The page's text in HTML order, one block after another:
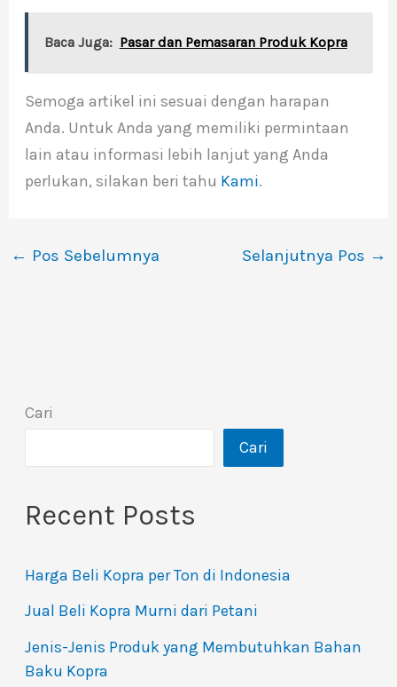
Baca Juga: Pasar dan Pemasaran Produk Kopra
Semoga artikel ini sesuai dengan harapan
Anda. Untuk Anda yang memiliki permintaan
lain atau informasi lebih lanjut yang Anda
perlukan, silakan beri tahu Kami.
← Pos Sebelumnya Selanjutnya Pos →
Cari
Cari
Recent Posts
Harga Beli Kopra per Ton di Indonesia
Jual Beli Kopra Murni dari Petani
Jenis-Jenis Produk yang Membutuhkan Bahan
Baku Kopra